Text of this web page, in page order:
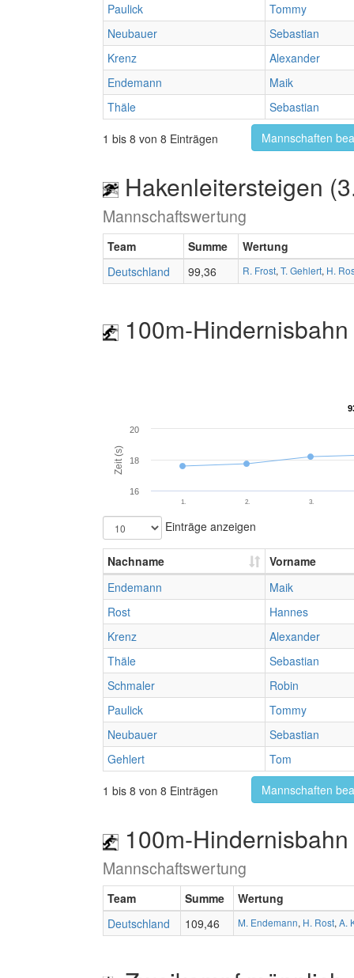
Paulick
Tommy
Neubauer
Sebastian
Krenz
Alexander
Endemann
Maik
Thäle
Sebastian
1 bis 8 von 8 Einträgen
Mannschaften
Hakenleitersteigen
Mannschaftswertung
Team Summe
Wertung
Deutschland
99,36 R. Frost, T. Gehlert, H.
100m-
Zeit (s)
1. 2. 3.
16
18
20
Einträge anzeigen
Nachname
Vorname
Endemann
Maik
Rost
Hannes
Krenz
Alexander
Thäle
Sebastian
Schmaler
Robin
Paulick
Tommy
Neubauer
Sebastian
Gehlert
Tom
1 bis 8 von 8 Einträgen
Mannschaften
100m-
Mannschaftswertung
Team Summe
Wertung
Deutschland
109,46 M. Endemann, H. Rost, A.